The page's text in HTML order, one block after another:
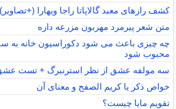
کشف رازهای معبد گالاپاتا راجا ویهارا (+تصاویر)
متن شعر پیرمرد مهربون مزرعه داره
چه چیزی باعث می شود دکوراسیون خانه به
محبوب شود
سه مولفه عشق از نظر استرنبرگ + تست
خواص ذکر یا کریم الصفح و معنای آن
تقویم مایا چیست؟